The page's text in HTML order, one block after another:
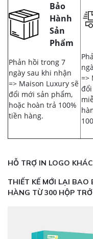
Bảo
Hành
Sản
Phẩm
Phản hồi trong 7
ngày sau khi nhận
=> Maison Luxury sẽ
đổi mới sản phẩm,
hoặc hoàn trả 100%
tiền hàng.
=>
HỖ TRỢ IN LOGO
THIẾT KẾ MỚI LẠI BAO
HÀNG TỪ 300 HỘP